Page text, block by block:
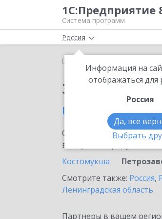
1С:Предприятие
Система программ
Россия
Информация на
отображаться для
Россия
Да, все
Выбрать
Главная
Заказать
в
Ознакомьтесь с
внедрение продукта.
Костомукша
Смотрите также: Россия,
Ленинградская область
Партнеры в вашем